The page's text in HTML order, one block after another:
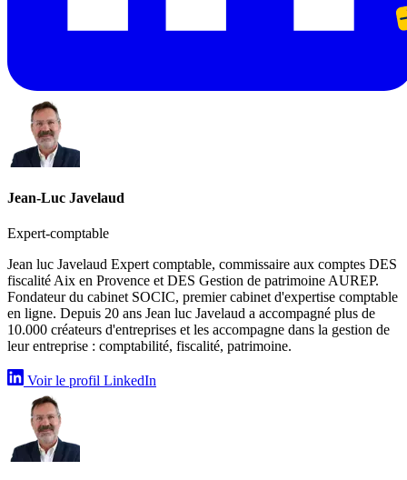
Jean-Luc Javelaud
Expert-comptable
Jean luc Javelaud Expert comptable, commissaire aux comptes DES
fiscalité Aix en Provence et DES Gestion de patrimoine AUREP.
Fondateur du cabinet SOCIC, premier cabinet d'expertise comptable
en ligne. Depuis 20 ans Jean luc Javelaud a accompagné plus de
10.000 créateurs d'entreprises et les accompagne dans la gestion de
leur entreprise : comptabilité, fiscalité, patrimoine.
Voir le profil LinkedIn